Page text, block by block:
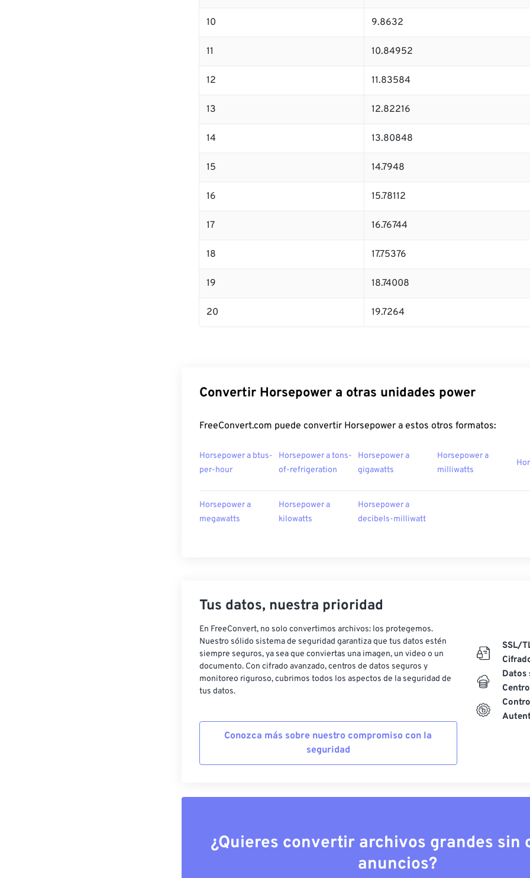
10 9.8632
11 10.84952
12 11.83584
13 12.82216
14 13.80848
15 14.7948
16 15.78112
17 16.76744
18 17.75376
19 18.74008
20 19.7264
Convertir Horsepower a otras unidades power
FreeConvert.com puede convertir Horsepower a estos otros formatos:
Horsepower a btus-
per-hour
Horsepower a tons-
of-refrigeration
Horsepower a
gigawatts
Horsepower a
milliwatts
Horsepower a
megawatts
Horsepower a
kilowatts
Horsepower a
decibels-milliwatt
Tus datos, nuestra prioridad
En FreeConvert, no solo convertimos archivos: los protegemos.
Nuestro sólido sistema de seguridad garantiza que tus datos estén
siempre seguros, ya sea que conviertas una imagen, un video o un
documento. Con cifrado avanzado, centros de datos seguros y
monitoreo riguroso, cubrimos todos los aspectos de la seguridad de
tus datos.
Conozca más sobre nuestro compromiso con la
seguridad
SSL/
Datos
¿Quieres convertir archivos grandes sin
anuncios?